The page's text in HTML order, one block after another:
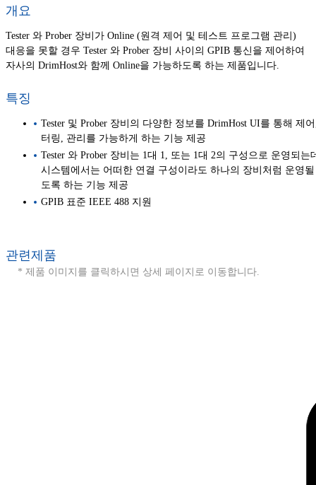
개요
Tester 와 Prober 장비가 Online (원격 제어 및 테스트 프로그램 관리)
대응을 못할 경우 Tester 와 Prober 장비 사이의 GPIB 통신을 제어하여
자사의 DrimHost와 함께 Online을 가능하도록 하는 제품입니다.
특징
Tester 및 Prober 장비의 다양한 정보를 DrimHost UI를 통해 제
터링, 관리를 가능하게 하는 기능 제공
Tester 와 Prober 장비는 1대 1, 또는 1대 2의 구성으로 운영되는
시스템에서는 어떠한 연결 구성이라도 하나의 장비처럼 운영
도록 하는 기능 제공
GPIB 표준 IEEE 488 지원
관련제품
* 제품 이미지를 클릭하시면 상세 페이지로 이동합니다.